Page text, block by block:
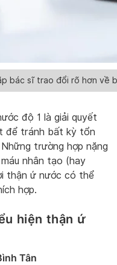
bác sĩ trao đổi rõ hơn về
độ 1 là giải quyết
để tránh bất kỳ tổn
trường hợp nặng
nhân tạo (hay
thận ứ nước có thể
hợp.
hiện thận ứ
Tân